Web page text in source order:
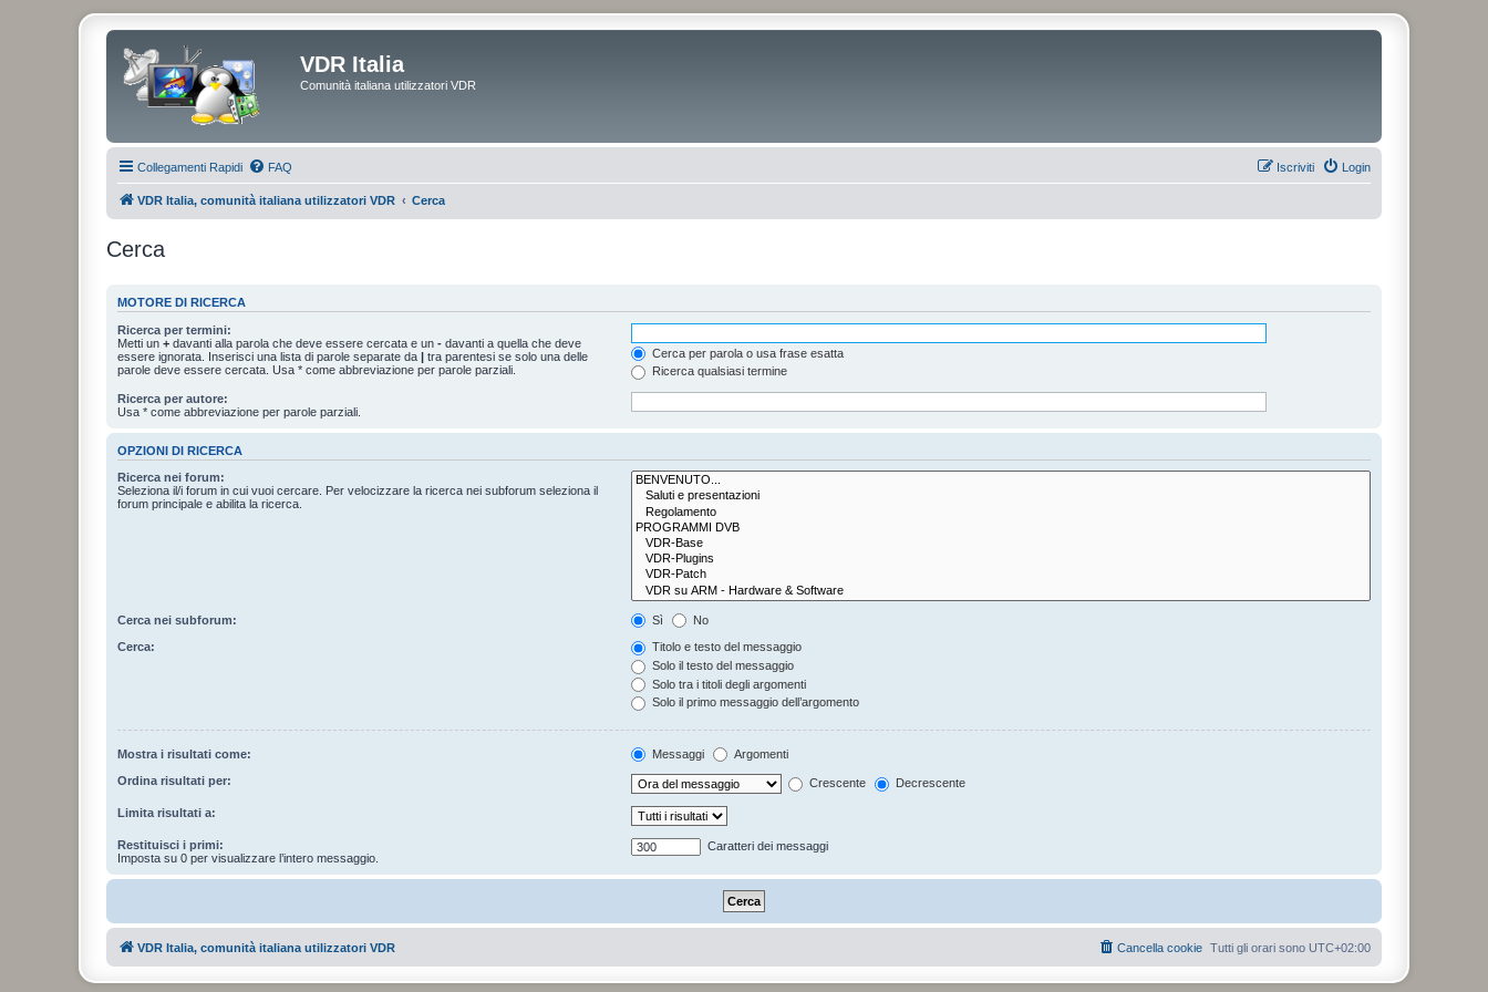
VDR Italia
Comunità italiana utilizzatori VDR
Collegamenti Rapidi FAQ Login
Iscriviti
VDR Italia, comunità italiana utilizzatori VDR Cerca
Cerca
MOTORE DI RICERCA
Ricerca per termini:
Metti un + davanti alla parola che deve essere cercata e un - davanti a quella che deve
essere ignorata. Inserisci una lista di parole separate da | tra parentesi se solo una delle
parole deve essere cercata. Usa * come abbreviazione per parole parziali.
Cerca per parola o usa frase esatta
Ricerca qualsiasi termine
Ricerca per autore:
Usa * come abbreviazione per parole parziali.
OPZIONI DI RICERCA
Ricerca nei forum:
Seleziona il/i forum in cui vuoi cercare. Per velocizzare la ricerca nei subforum seleziona il
forum principale e abilita la ricerca.
Cerca nei subforum: Sì No
Cerca:
Titolo e testo del messaggio
Solo il testo del messaggio
Solo tra i titoli degli argomenti
Solo il primo messaggio dell’argomento
Mostra i risultati come: Messaggi Argomenti
Ordina risultati per: Crescente Decrescente
Limita risultati a:
Restituisci i primi:
Imposta su 0 per visualizzare l’intero messaggio.
Caratteri dei messaggi
VDR Italia, comunità italiana utilizzatori VDR Tutti gli orari sono UTC+02:00
Cancella cookie